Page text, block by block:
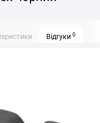
Відгуки 0